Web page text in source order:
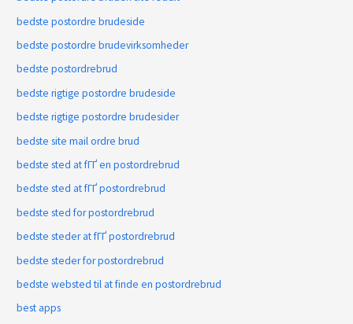
bedste postordre brudeside
bedste postordre brudevirksomheder
bedste postordrebrud
bedste rigtige postordre brudeside
bedste rigtige postordre brudesider
bedste site mail ordre brud
bedste sted at fГҐ en postordrebrud
bedste sted at fГҐ postordrebrud
bedste sted for postordrebrud
bedste steder at fГҐ postordrebrud
bedste steder for postordrebrud
bedste websted til at finde en postordrebrud
best apps